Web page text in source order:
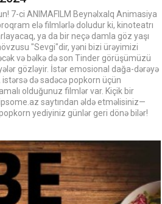
7-ci ANIMAFILM Beynəlxalq Animasiya
elə filmlərlə doludur ki, kinoteatrı
ya da bir neçə damla göz yaşı
"Sevgi"dir, yəni bizi ürəyimizi
və bəlkə də son Tinder görüşümüzü
gözləyir. İstər emosional dağa-dərəyə
də sadəcə popkorn üçün
olduğunuz filmlər var. Kiçik bir
saytından əldə etməlisiniz—
yediyiniz günlər geri dönə bilər!